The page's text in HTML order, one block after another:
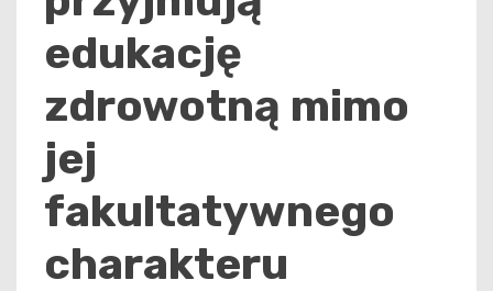
edukację
zdrowotną mimo
jej
fakultatywnego
charakteru